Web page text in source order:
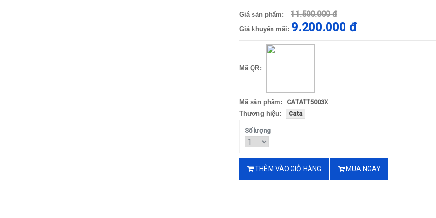
Giá sản phẩm: 11.500.000 đ
Giá khuyến mãi: 9.200.000 đ
Mã QR:
Mã sản phẩm:
CATATT5003X
Thương hiệu:
Cata
Số lượng
THÊM VÀO GIỎ HÀNG MUA NGAY